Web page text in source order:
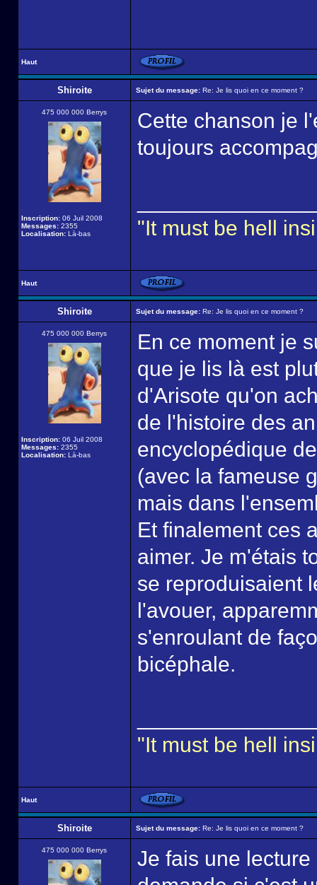
Haut
Shiroite Sujet du message: Re: Je lis quoi en ce moment ?
475 000 000 Berrys
Inscription: 06 Juil 2008
Messages: 2355
Localisation: Là-bas
Cette chanson je
toujours
"It must be hell
Haut
Shiroite Sujet du message: Re: Je lis quoi en ce moment ?
475 000 000 Berrys
Inscription: 06 Juil 2008
Messages: 2355
Localisation: Là-bas
En ce moment je
que je lis là est
d'Arisote qu'on
de l'histoire des
encyclopédique
(avec la fameuse
mais dans
Et finalement ces
aimer. Je m'étais
se reproduisaient
l'avouer,
s'enroulant de
bicéphale.
"It must be hell
Haut
Shiroite Sujet du message: Re: Je lis quoi en ce moment ?
475 000 000 Berrys
Je fais une